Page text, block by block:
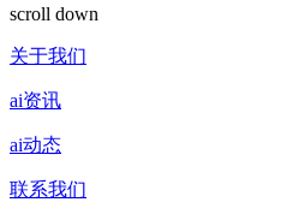
scroll down
关于我们
ai资讯
ai动态
联系我们